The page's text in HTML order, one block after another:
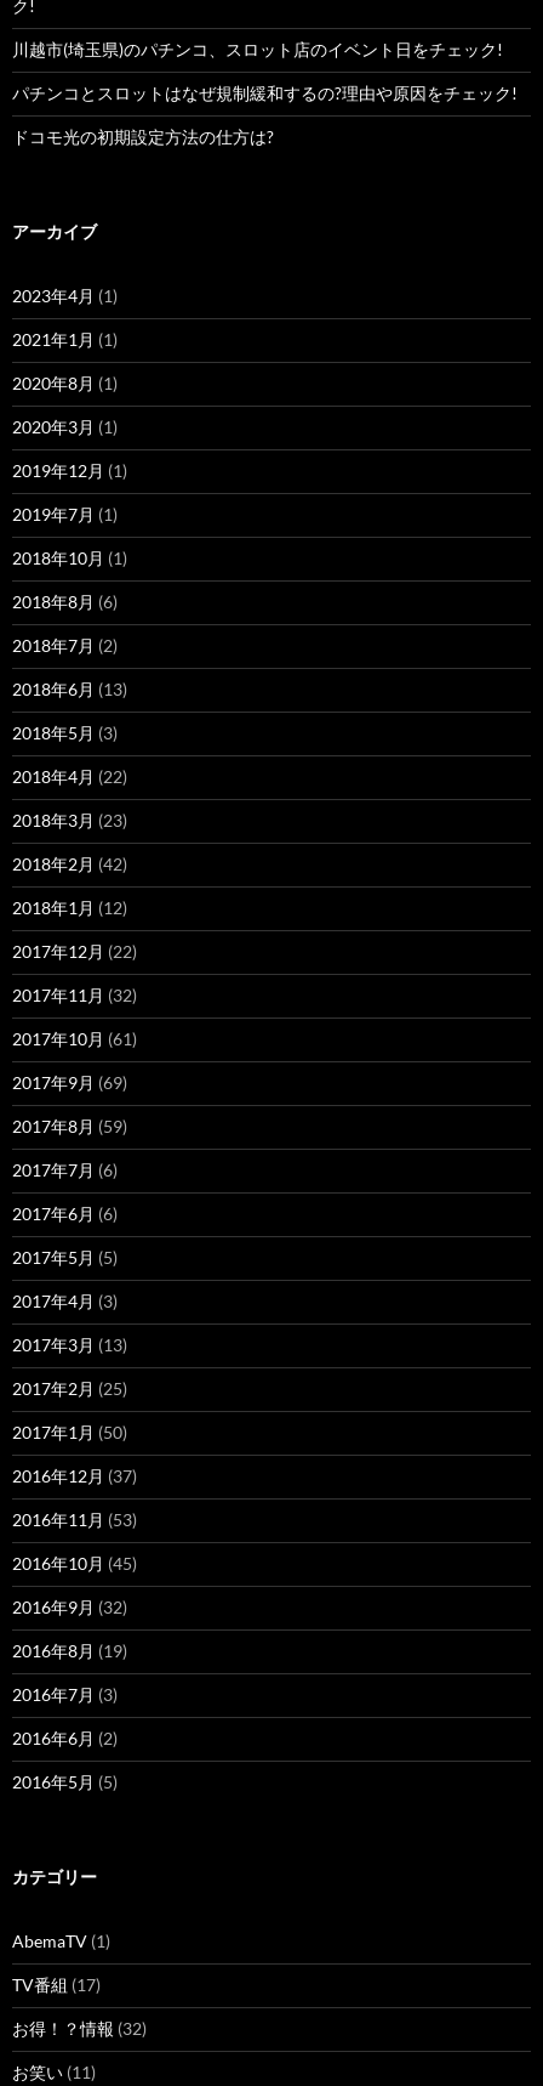
ク!
川越市(埼玉県)のパチンコ、スロット店のイベント日をチェック!
パチンコとスロットはなぜ規制緩和するの?理由や原因をチェック!
ドコモ光の初期設定方法の仕方は?
アーカイブ
2023年4月 (1)
2021年1月 (1)
2020年8月 (1)
2020年3月 (1)
2019年12月 (1)
2019年7月 (1)
2018年10月 (1)
2018年8月 (6)
2018年7月 (2)
2018年6月 (13)
2018年5月 (3)
2018年4月 (22)
2018年3月 (23)
2018年2月 (42)
2018年1月 (12)
2017年12月 (22)
2017年11月 (32)
2017年10月 (61)
2017年9月 (69)
2017年8月 (59)
2017年7月 (6)
2017年6月 (6)
2017年5月 (5)
2017年4月 (3)
2017年3月 (13)
2017年2月 (25)
2017年1月 (50)
2016年12月 (37)
2016年11月 (53)
2016年10月 (45)
2016年9月 (32)
2016年8月 (19)
2016年7月 (3)
2016年6月 (2)
2016年5月 (5)
カテゴリー
AbemaTV (1)
TV番組 (17)
お得！？情報 (32)
お笑い (11)